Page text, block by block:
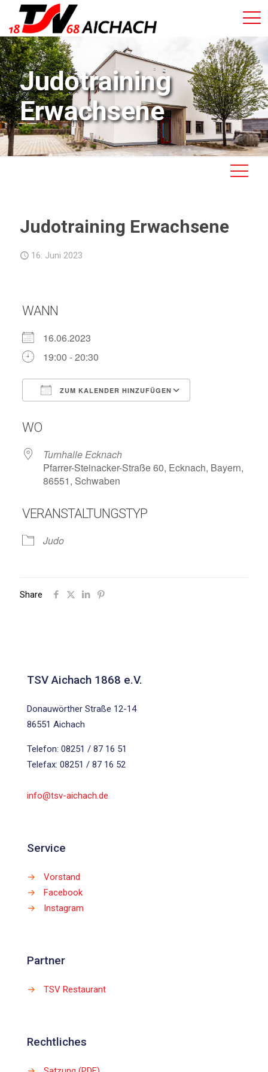
Judotraining
Erwachsene
Judotraining Erwachsene
16. Juni 2023
WANN
16.06.2023
19:00 - 20:30
ZUM KALENDER HINZUFÜGEN
WO
Turnhalle Ecknach
Pfarrer-Steinacker-Straße 60, Ecknach, Bayern,
86551, Schwaben
VERANSTALTUNGSTYP
Judo
Share
TSV Aichach 1868 e.V.
Donauwörther Straße 12-14
86551 Aichach
Telefon: 08251 / 87 16 51
Telefax: 08251 / 87 16 52
info@tsv-aichach.de
Service
→
Vorstand
→
Facebook
→
Instagram
Partner
→ TSV Restaurant
Rechtliches